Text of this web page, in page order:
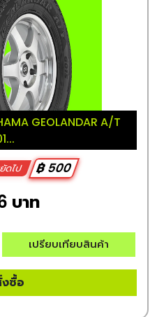
GEOLANDAR A/T
ดไป ฿ 500
บาท
เปรียบเทียบสินค้า
ซื้อ